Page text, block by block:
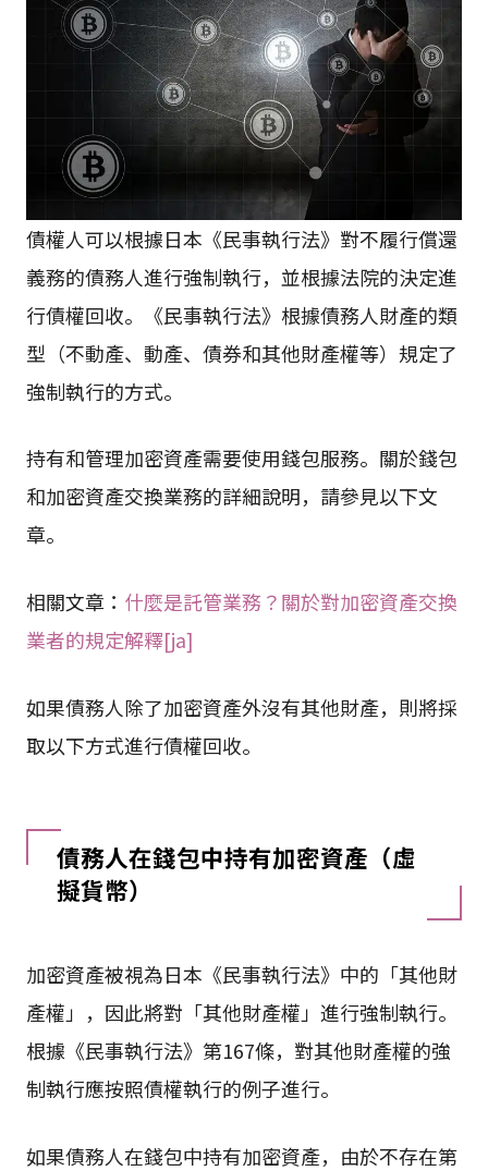
債權人可以根據日本《民事執行法》對不履行償還
義務的債務人進行強制執行，並根據法院的決定進
行債權回收。《民事執行法》根據債務人財產的類
型（不動產、動產、債券和其他財產權等）規定了
強制執行的方式。
持有和管理加密資產需要使用錢包服務。關於錢包
和加密資產交換業務的詳細說明，請參見以下文
章。
相關文章： 什麼是託管業務？關於對加密資產交換
業者的規定解釋[ja]
如果債務人除了加密資產外沒有其他財產，則將採
取以下方式進行債權回收。
債務人在錢包中持有加密資產（虛
擬貨幣）
加密資產被視為日本《民事執行法》中的「其他財
產權」，因此將對「其他財產權」進行強制執行。
根據《民事執行法》第167條，對其他財產權的強
制執行應按照債權執行的例子進行。
如果債務人在錢包中持有加密資產，由於不存在第